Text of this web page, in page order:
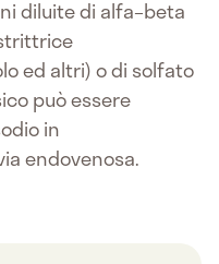
diluite di alfa–beta
ed altri) o di solfato
può essere
in
endovenosa.